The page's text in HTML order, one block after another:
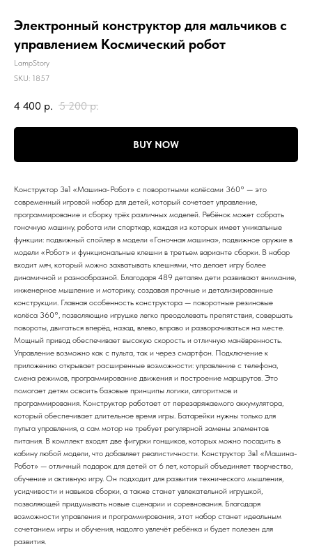
Электронный конструктор для мальчиков с
управлением Космический робот
LampStory
SKU: 1857
4 400 р. 5 200 р.
BUY NOW
Конструктор 3в1 «Машина-Робот» с поворотными колёсами 360° — это
современный игровой набор для детей, который сочетает управление,
программирование и сборку трёх различных моделей. Ребёнок может собрать
гоночную машину, робота или спорткар, каждая из которых имеет уникальные
функции: подвижный спойлер в модели «Гоночная машина», подвижное оружие в
модели «Робот» и функциональные клешни в третьем варианте сборки. В набор
входит мяч, который можно захватывать клешнями, что делает игру более
динамичной и разнообразной. Благодаря 489 деталям дети развивают внимание,
инженерное мышление и моторику, создавая прочные и детализированные
конструкции. Главная особенность конструктора — поворотные резиновые
колёса 360°, позволяющие игрушке легко преодолевать препятствия, совершать
повороты, двигаться вперёд, назад, влево, вправо и разворачиваться на месте.
Мощный привод обеспечивает высокую скорость и отличную манёвренность.
Управление возможно как с пульта, так и через смартфон. Подключение к
приложению открывает расширенные возможности: управление с телефона,
смена режимов, программирование движения и построение маршрутов. Это
помогает детям освоить базовые принципы логики, алгоритмов и
программирования. Конструктор работает от перезаряжаемого аккумулятора,
который обеспечивает длительное время игры. Батарейки нужны только для
пульта управления, а сам мотор не требует регулярной замены элементов
питания. В комплект входят две фигурки гонщиков, которых можно посадить в
кабину любой модели, что добавляет реалистичности. Конструктор 3в1 «Машина-
Робот» — отличный подарок для детей от 6 лет, который объединяет творчество,
обучение и активную игру. Он подходит для развития технического мышления,
усидчивости и навыков сборки, а также станет увлекательной игрушкой,
позволяющей придумывать новые сценарии и соревнования. Благодаря
возможности управления и программирования, этот набор станет идеальным
сочетанием игры и обучения, надолго увлечёт ребёнка и будет полезен для
развития.